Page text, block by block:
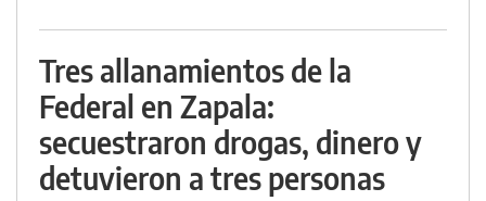
Tres allanamientos de la
Federal en Zapala:
secuestraron drogas, dinero y
detuvieron a tres personas